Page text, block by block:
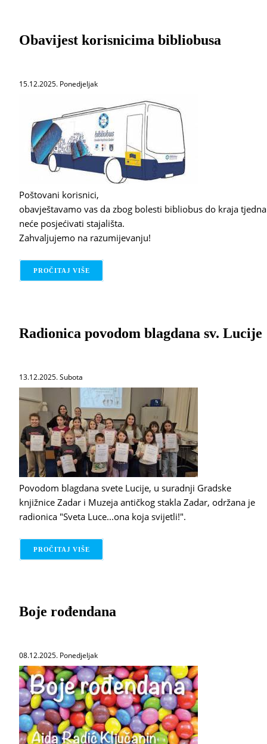
Obavijest korisnicima bibliobusa
15.12.2025. Ponedjeljak
Poštovani korisnici,
obavještavamo vas da zbog bolesti bibliobus do kraja tjedna
neće posjećivati stajališta.
Zahvaljujemo na razumijevanju!
PROČITAJ VIŠE
Radionica povodom blagdana sv. Lucije
13.12.2025. Subota
Povodom blagdana svete Lucije, u suradnji Gradske
knjižnice Zadar i Muzeja antičkog stakla Zadar, održana je
radionica "Sveta Luce...ona koja svijetli!".
PROČITAJ VIŠE
Boje rođendana
08.12.2025. Ponedjeljak